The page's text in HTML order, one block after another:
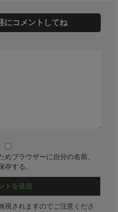
にコメントしてね
ブラウザーに自分の名前、
存する。
視されますのでご注意くださ